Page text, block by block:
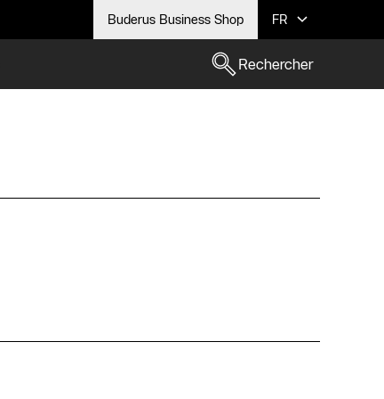
Buderus Business Shop FR
Rechercher